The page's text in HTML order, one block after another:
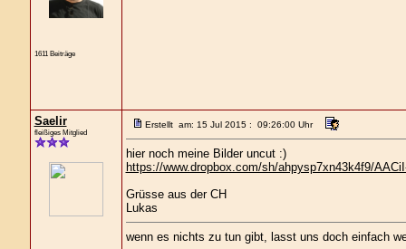
1611 Beiträge
Saelir
fleißiges Mitglied
Erstellt am: 15 Jul 2015 : 09:26:00 Uhr
hier noch meine Bilder uncut :)
https://www.dropbox.com/sh/ahpysp7xn43k4f9/
Grüsse aus der CH
Lukas
wenn es nichts zu tun gibt, lasst uns doch einfach